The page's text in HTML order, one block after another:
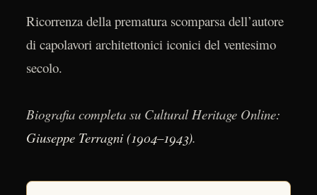
Ricorrenza della prematura scomparsa dell’autore
di capolavori architettonici iconici del ventesimo
secolo.
Biografia completa su Cultural Heritage Online:
Giuseppe Terragni (1904–1943).